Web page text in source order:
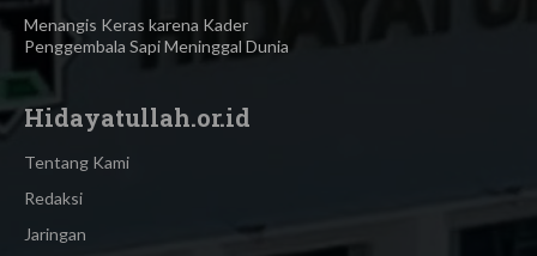
Menangis Keras karena Kader
Penggembala Sapi Meninggal Dunia
Hidayatullah.or.id
Tentang Kami
Redaksi
Jaringan